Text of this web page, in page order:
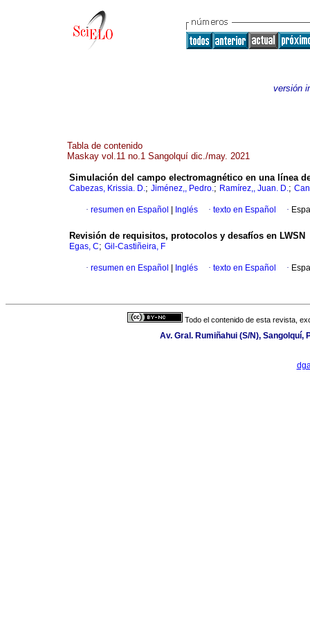
versión
Tabla de contenido
Maskay vol.11 no.1 Sangolquí dic./may. 2021
Simulación del campo electromagnético en una línea
Cabezas, Krissia. D.; Jiménez,, Pedro.; Ramírez,, Juan. D.;
· resumen en Español Inglés · texto en Español ·
Revisión de requisitos, protocolos y desafíos en LWSN
Egas, C; Gil-Castiñeira, F
· resumen en Español Inglés · texto en Español ·
Todo el contenido de esta revista,
Av. Gral. Rumiñahui (S/N), Sangolquí,